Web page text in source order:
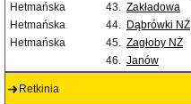
Hetmańska
43. Zakładowa
Hetmańska
44. Dąbrówki NŻ
Hetmańska
45. Zagłoby NŻ
46. Janów
Retkinia